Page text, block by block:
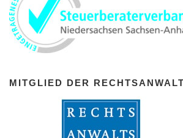
MITGLIED DER